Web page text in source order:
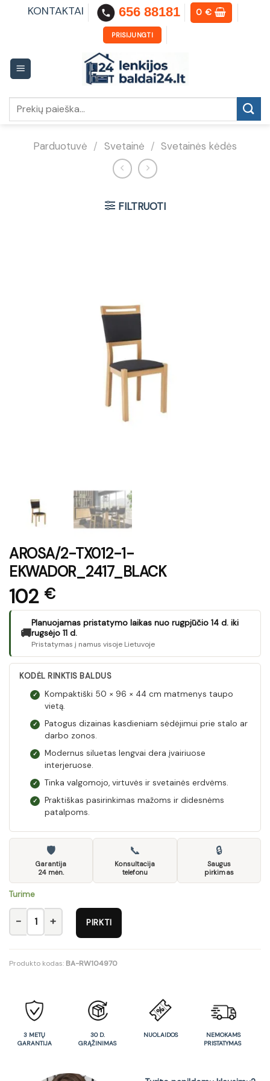
KONTAKTAI 656 88181 0€
PRISIJUNGTI
Parduotuvė / Svetainė / Svetainės kėdės
FILTRUOTI
AROSA/2-TX012-1-
EKWADOR_2417_BLACK
102 €
🚚
Planuojamas pristatymo laikas nuo rugpjūčio 14 d. iki
rugsėjo 11 d.
Pristatymas į namus visoje Lietuvoje
KODĖL RINKTIS BALDUS
✓
Kompaktiški 50 × 96 × 44 cm matmenys taupo
vietą.
✓
Patogus dizainas kasdieniam sėdėjimui prie stalo ar
darbo zonos.
✓
Modernus siluetas lengvai dera įvairiuose
interjeruose.
✓ Tinka valgomojo, virtuvės ir svetainės erdvėms.
✓
Praktiškas pasirinkimas mažoms ir didesnėms
patalpoms.
🛡
Garantija
24 mėn.
📞
Konsultacija
telefonu
🔒
Saugus
pirkimas
Turime
produkto kiekis: AROSA/2-TX012-1-EKWADOR_2417_BLACK
PIRKTI
Produkto kodas: BA-RW104970
3 METŲ
GARANTIJA
30 D.
GRĄŽINIMAS
NUOLAIDOS
NEMOKAMS
PRISTATYMAS